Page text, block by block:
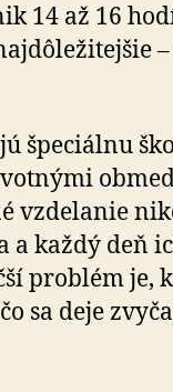
14 až 16
špeciálnu
vzdelanie
a každý deň
problém je,
sa deje